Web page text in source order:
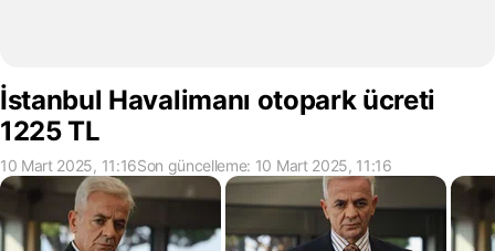
İstanbul Havalimanı otopark ücreti
1225 TL
10 Mart 2025, 11:16Son güncelleme: 10 Mart 2025, 11:16